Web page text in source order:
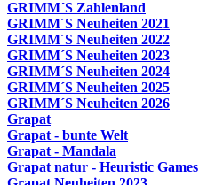
GRIMM´S Zahlenland
GRIMM´S Neuheiten 2021
GRIMM´S Neuheiten 2022
GRIMM´S Neuheiten 2023
GRIMM´S Neuheiten 2024
GRIMM´S Neuheiten 2025
GRIMM´S Neuheiten 2026
Grapat
Grapat - bunte Welt
Grapat - Mandala
Grapat natur - Heuristic Games